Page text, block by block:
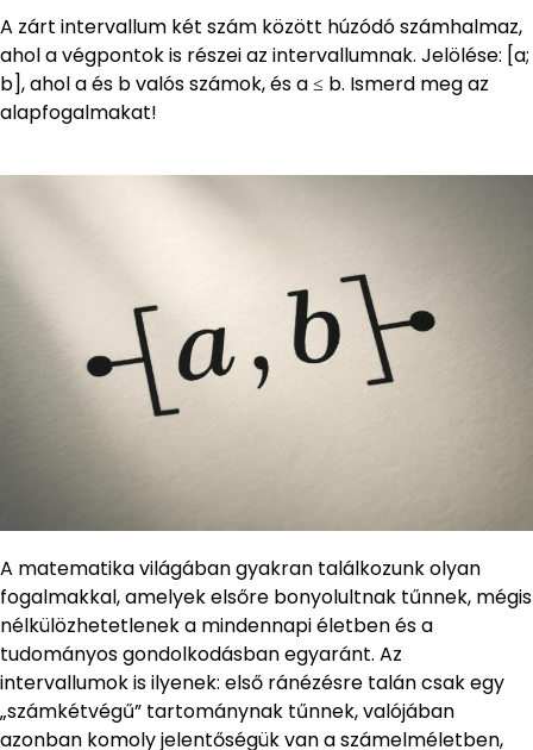
A zárt intervallum két szám között húzódó számhalmaz,
ahol a végpontok is részei az intervallumnak. Jelölése: [a;
b], ahol a és b valós számok, és a ≤ b. Ismerd meg az
alapfogalmakat!
A matematika világában gyakran találkozunk olyan
fogalmakkal, amelyek elsőre bonyolultnak tűnnek, mégis
nélkülözhetetlenek a mindennapi életben és a
tudományos gondolkodásban egyaránt. Az
intervallumok is ilyenek: első ránézésre talán csak egy
„számkétvégű” tartománynak tűnnek, valójában
azonban komoly jelentőségük van a számelméletben,